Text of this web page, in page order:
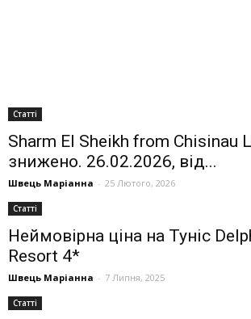
Статті
Sharm El Sheikh from Chisinau
знижено. 26.02.2026, від...
Швець Маріанна - 25 Лютого, 2026
Статті
Неймовірна ціна на Туніс
Resort 4*
Швець Маріанна - 7 Липня, 2025
Статті